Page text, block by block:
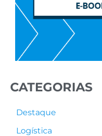
CATEGORIAS
Destaque
Logística